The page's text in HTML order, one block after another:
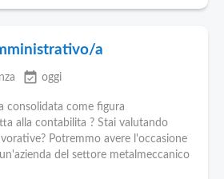
a
event_available oggi
consolidata come figura
alla contabilita ? Stai valutando
Potremmo avere l'occasione
del settore metalmeccanico